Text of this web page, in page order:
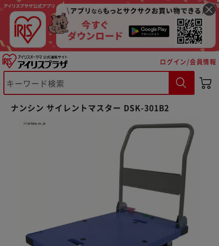
ログイン/会員情報
ナンシン サイレントマスター DSK-301B2
※ご確認ください
カートに入れる 購入手続きへ